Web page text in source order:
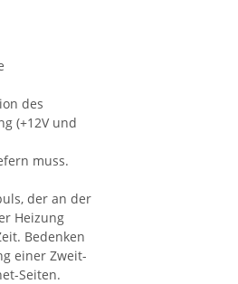
des
(+12V und
muss.
der an der
Heizung
Bedenken
einer Zweit-
Seiten.